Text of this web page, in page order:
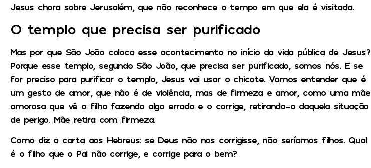
Jesus chora sobre Jerusalém, que não reconhece o tempo em que ela é visitada.
O templo que precisa ser purificado
Mas por que São João coloca esse acontecimento no início da vida pública de Jesus?
Porque esse templo, segundo São João, que precisa ser purificado, somos nós. E se
for preciso para purificar o templo, Jesus vai usar o chicote. Vamos entender que é
um gesto de amor, que não é de violência, mas de firmeza e amor, como uma mãe
amorosa que vê o filho fazendo algo errado e o corrige, retirando-o daquela situação
de perigo. Mãe retira com firmeza.
Como diz a carta aos Hebreus: se Deus não nos corrigisse, não seríamos filhos. Qual
é o filho que o Pai não corrige, e corrige para o bem?